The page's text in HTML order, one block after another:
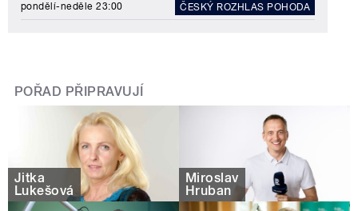
pondělí-neděle 23:00 ČESKÝ ROZHLAS POHODA
POŘAD PŘIPRAVUJÍ
Jitka
Lukešová
Miroslav
Hruban